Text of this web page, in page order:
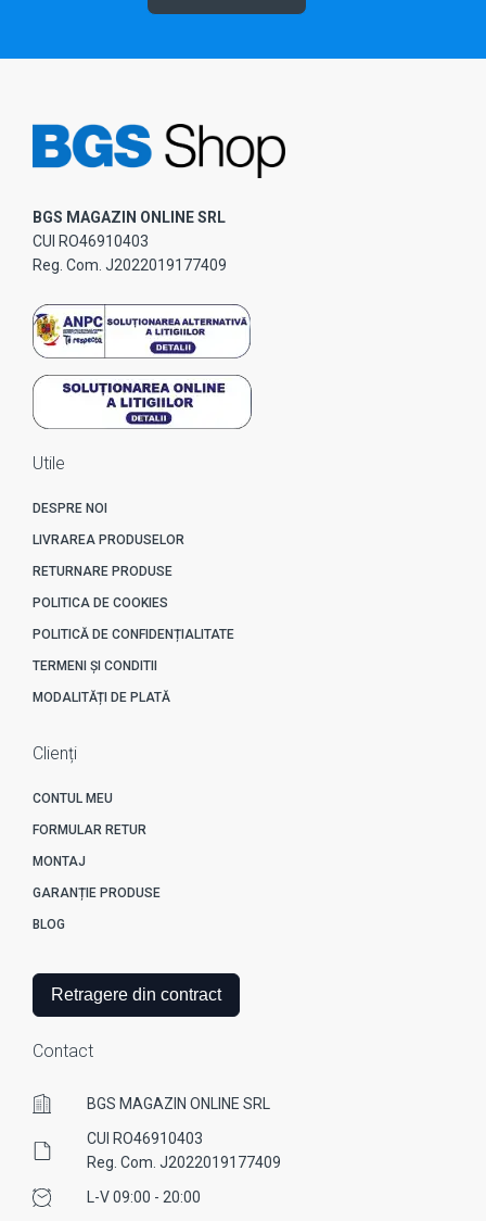
BGS MAGAZIN ONLINE SRL
CUI RO46910403
Reg. Com. J2022019177409
Utile
DESPRE NOI
LIVRAREA PRODUSELOR
RETURNARE PRODUSE
POLITICA DE COOKIES
POLITICĂ DE CONFIDENȚIALITATE
TERMENI ȘI CONDITII
MODALITĂȚI DE PLATĂ
Clienți
CONTUL MEU
FORMULAR RETUR
MONTAJ
GARANȚIE PRODUSE
BLOG
Retragere din contract
Contact
BGS MAGAZIN ONLINE SRL
CUI RO46910403
Reg. Com. J2022019177409
L-V 09:00 - 20:00